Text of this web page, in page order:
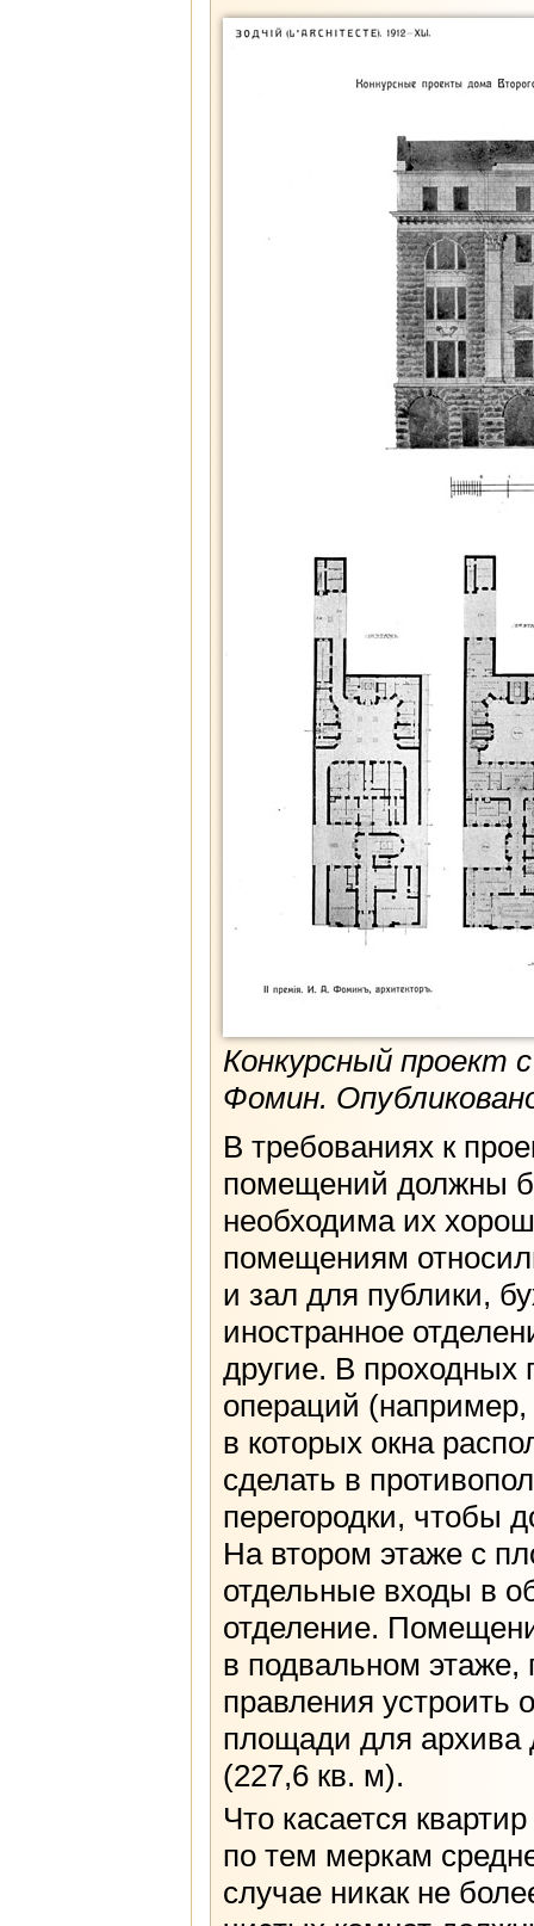
Конкурсный проект
Фомин.
В требованиях к
помещений должны
необходима их
помещениям
и зал для публики,
иностранное
другие. В
операций (например,
в которых окна
сделать в
перегородки, чтобы
На втором этаже с
отдельные входы в
отделение.
в подвальном
правления устроить
площади для архива
(227,6 кв. м).
Что касается
по тем меркам
случае никак не